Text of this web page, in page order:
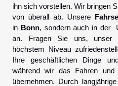
ihn sich vorstellen. Wir bringen
von überall ab. Unsere
in Bonn, sondern auch in der
an. Fragen Sie uns, unser
höchstem Niveau
Ihre geschäftlichen Dinge
während wir das Fahren
übernehmen. Durch